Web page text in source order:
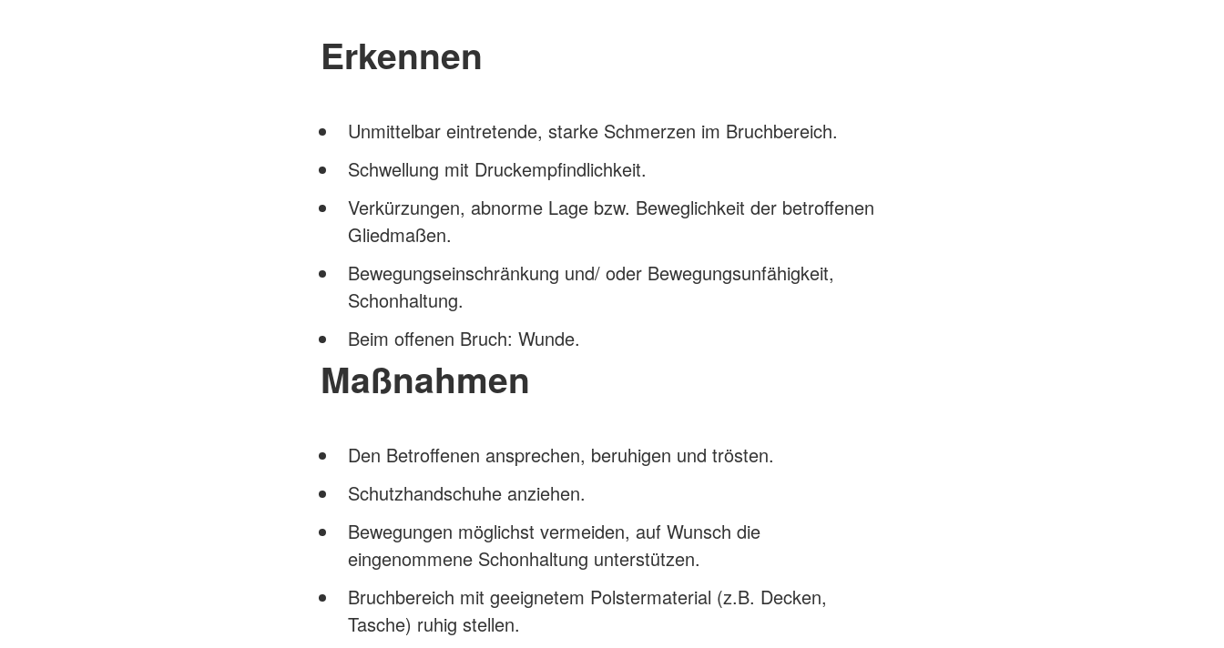
Erkennen
Unmittelbar eintretende, starke Schmerzen im Bruchbereich.
Schwellung mit Druckempfindlichkeit.
Verkürzungen, abnorme Lage bzw. Beweglichkeit der betroffenen
Gliedmaßen.
Bewegungseinschränkung und/ oder Bewegungsunfähigkeit,
Schonhaltung.
Beim offenen Bruch: Wunde.
Maßnahmen
Den Betroffenen ansprechen, beruhigen und trösten.
Schutzhandschuhe anziehen.
Bewegungen möglichst vermeiden, auf Wunsch die
eingenommene Schonhaltung unterstützen.
Bruchbereich mit geeignetem Polstermaterial (z.B. Decken,
Tasche) ruhig stellen.